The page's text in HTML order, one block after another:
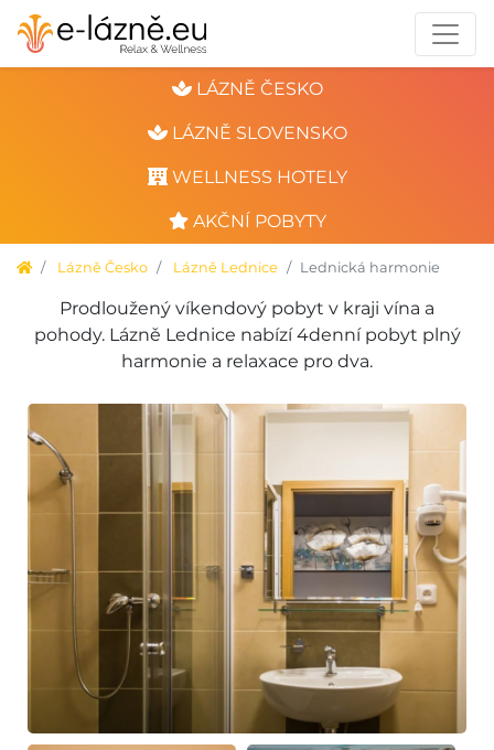
LÁZNĚ ČESKO
LÁZNĚ SLOVENSKO
WELLNESS HOTELY
AKČNÍ POBYTY
Lázně Česko Lázně Lednice Lednická harmonie
Prodloužený víkendový pobyt v kraji vína a
pohody. Lázně Lednice nabízí 4denní pobyt plný
harmonie a relaxace pro dva.